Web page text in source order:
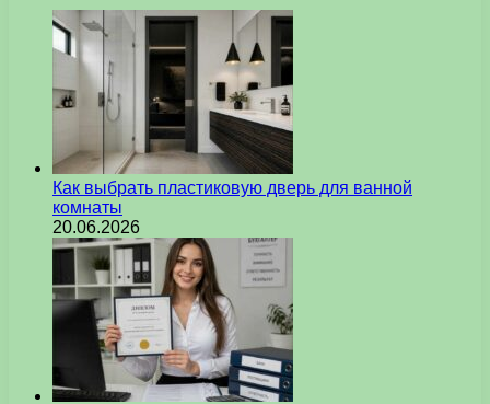
Как выбрать пластиковую дверь для ванной
комнаты
20.06.2026